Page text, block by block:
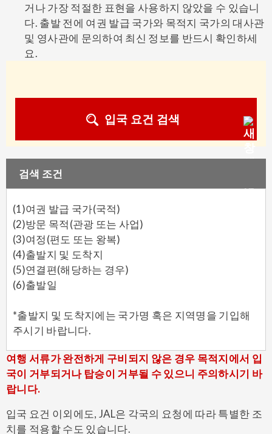
거나 가장 적절한 표현을 사용하지 않았을 수 있습니
다. 출발 전에 여권 발급 국가와 목적지 국가의 대사관
및 영사관에 문의하여 최신 정보를 반드시 확인하세
요.
입국 요건 검색
검색 조건
(1)여권 발급 국가(국적)
(2)방문 목적(관광 또는 사업)
(3)여정(편도 또는 왕복)
(4)출발지 및 도착지
(5)연결편(해당하는 경우)
(6)출발일
*출발지 및 도착지에는 국가명 혹은 지역명을 기입해
주시기 바랍니다.
여행 서류가 완전하게 구비되지 않은 경우 목적지에서 입
국이 거부되거나 탑승이 거부될 수 있으니 주의하시기 바
랍니다.
입국 요건 이외에도, JAL은 각국의 요청에 따라 특별한 조
치를 적용할 수도 있습니다.